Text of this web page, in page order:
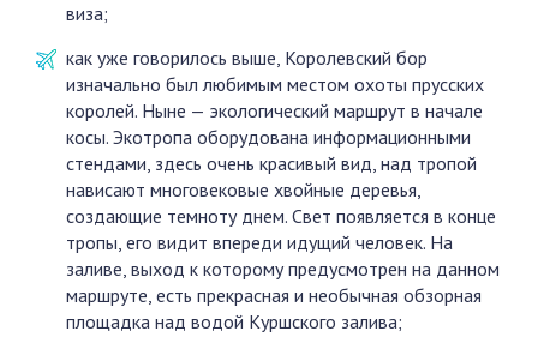
виза;
как уже говорилось выше, Королевский бор
изначально был любимым местом охоты прусских
королей. Ныне — экологический маршрут в начале
косы. Экотропа оборудована информационными
стендами, здесь очень красивый вид, над тропой
нависают многовековые хвойные деревья,
создающие темноту днем. Свет появляется в конце
тропы, его видит впереди идущий человек. На
заливе, выход к которому предусмотрен на данном
маршруте, есть прекрасная и необычная обзорная
площадка над водой Куршского залива;